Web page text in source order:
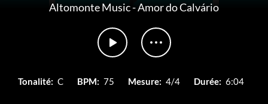
Altomonte Music-Amor do Calvário
Tonalité: C BPM: 75 Mesure: 4/4 Durée: 6:04